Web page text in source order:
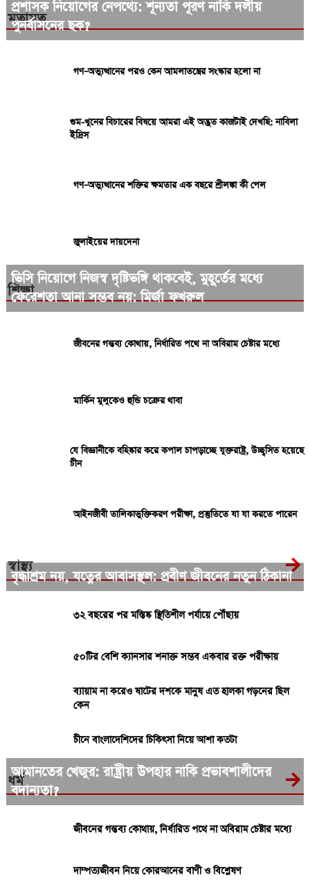
মতামত
প্রশাসক নিয়োগের নেপথ্যে: শূন্যতা পূরণ নাকি দলীয়
পুনর্বাসনের ছক?
গণ–অভ্যুত্থানের পরও কেন আমলাতন্ত্রের সংস্কার হলো না
গুম-খুনের বিচারের বিষয়ে আমরা এই অদ্ভুত কাজটাই দেখছি: নাবিলা
ইদ্রিস
গণ–অভ্যুত্থানের শক্তির ক্ষমতার এক বছরে শ্রীলঙ্কা কী পেল
জুলাইয়ের দায়দেনা
শিক্ষা
ভিসি নিয়োগে নিজস্ব দৃষ্টিভঙ্গি থাকবেই, মুহূর্তের মধ্যে
ফেরেশতা আনা সম্ভব নয়: মির্জা ফখরুল
জীবনের গন্তব্য কোথায়, নির্ধারিত পথে না অবিরাম চেষ্টার মধ্যে
মার্কিন মুলুকেও হুন্ডি চক্রের থাবা
যে বিজ্ঞানীকে বহিষ্কার করে কপাল চাপড়াচ্ছে যুক্তরাষ্ট্র, উচ্ছ্বসিত হয়েছে
চীন
আইনজীবী তালিকাভুক্তিকরণ পরীক্ষা, প্রস্তুতিতে যা যা করতে পারেন
স্বাস্থ্য
বৃদ্ধাশ্রম নয়, যত্নের আবাসস্থল: প্রবীণ জীবনের নতুন ঠিকানা
৩২ বছরের পর মস্তিষ্ক স্থিতিশীল পর্যায়ে পৌঁছায়
৫০টির বেশি ক্যানসার শনাক্ত সম্ভব একবার রক্ত পরীক্ষায়
ব্যায়াম না করেও ষাটের দশকে মানুষ এত হালকা গড়নের ছিল
কেন
চীনে বাংলাদেশিদের চিকিৎসা নিয়ে আশা কতটা
ধর্ম
আমানতের খেজুর: রাষ্ট্রীয় উপহার নাকি প্রভাবশালীদের
বদান্যতা?
জীবনের গন্তব্য কোথায়, নির্ধারিত পথে না অবিরাম চেষ্টার মধ্যে
দাম্পত্যজীবন নিয়ে কোরআনের বাণী ও বিশ্লেষণ